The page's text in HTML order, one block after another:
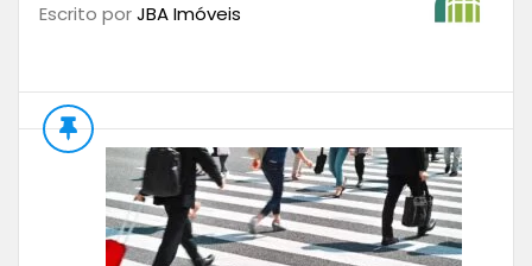
Escrito porJBA Imóveis